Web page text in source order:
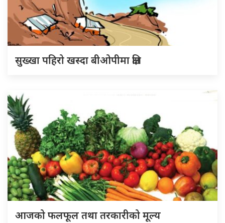
सुख्खा पहिरो खस्दा बीओपीमा क्षति
आजको फलफूल तथा तरकारीको मूल्य